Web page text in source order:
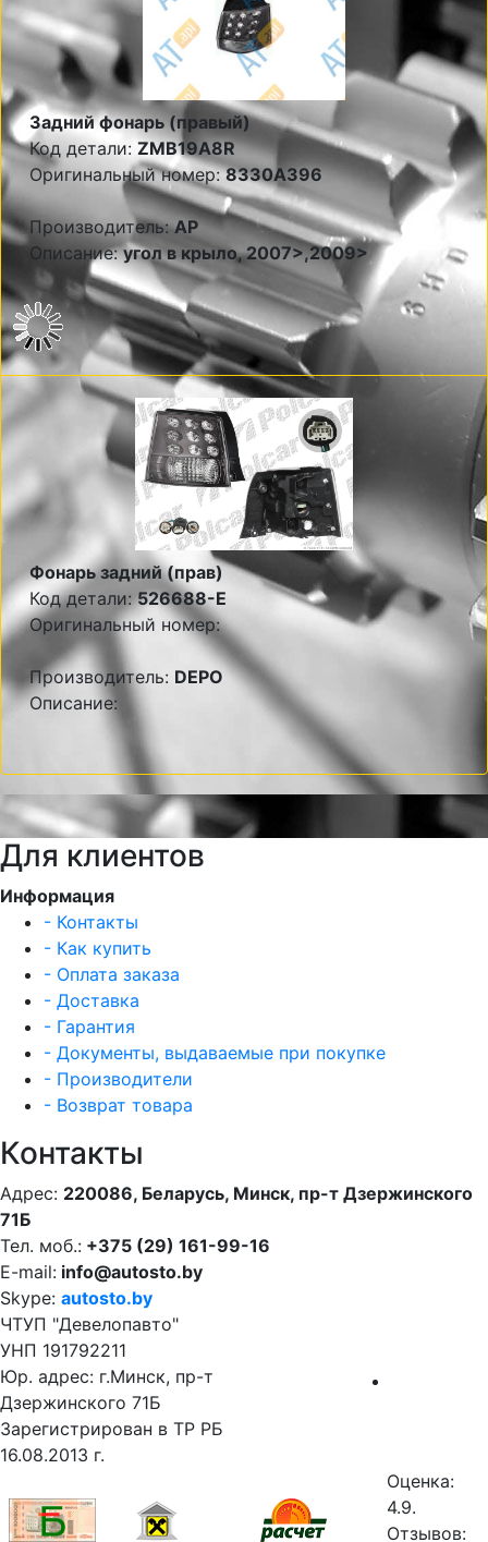
Задний фонарь (правый)
Код детали: ZMB19A8R
Оригинальный номер:8330A396
Производитель:AP
Описание:угол в крыло, 2007>,2009>
Фонарь задний (прав)
Код детали:526688-E
Оригинальный номер:
Производитель: DEPO
Описание:
Для клиентов
Информация
- Контакты
- Как купить
- Оплата заказа
- Доставка
- Гарантия
- Документы, выдаваемые при покупке
- Производители
- Возврат товара
Контакты
Адрес: 220086, Беларусь, Минск, пр-т Дзержинского
71Б
Тел. моб.: +375 (29) 161-99-16
E-mail: info@autosto.by
Skype: autosto.by
ЧТУП "Девелопавто"
УНП 191792211
Юр. адрес: г.Минск, пр-т
Дзержинского 71Б
Зарегистрирован в ТР РБ
16.08.2013 г.
Оценка:
4.9.
Отзывов: